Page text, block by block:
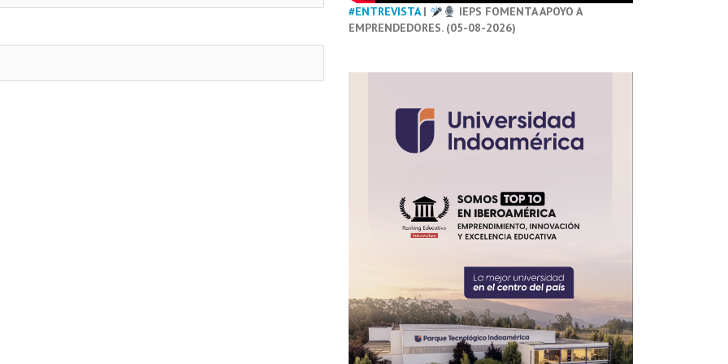
#ENTREVISTA|
IEPS FOMENTA APOYO A
EMPRENDEDORES. (05-08-2026)